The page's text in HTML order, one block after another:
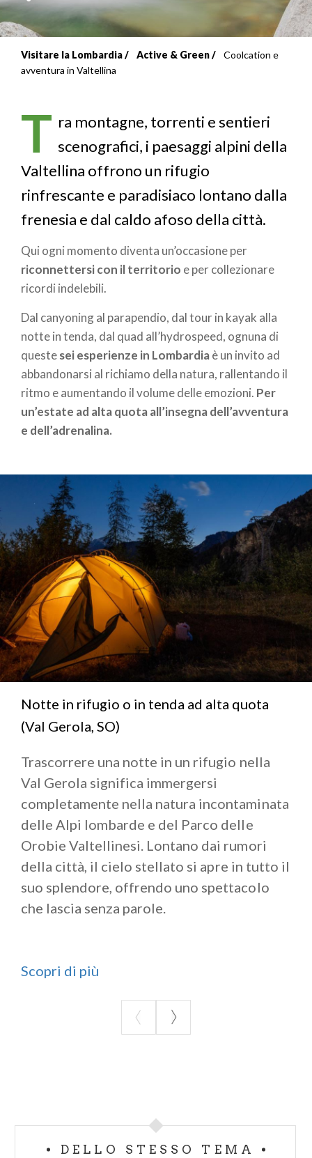
Briciole
pane
Visitare la Lombardia Active & Green
Coolcation e
avventura in Valtellina
T ra montagne, torrenti e sentieri
scenografici, i paesaggi alpini della
Valtellina offrono un rifugio
rinfrescante e paradisiaco lontano dalla
frenesia e dal caldo afoso della città.
Qui ogni momento diventa un’occasione per
riconnettersi con il territorio e per collezionare
ricordi indelebili.
Dal canyoning al parapendio, dal tour in kayak alla
notte in tenda, dal quad all’hydrospeed, ognuna di
questesei esperienze in Lombardiaè un invito ad
abbandonarsi al richiamo della natura, rallentando il
ritmo e aumentando il volume delle emozioni. Per
un’estate ad alta quota all’insegna dell’avventura
e dell’adrenalina.
Notte in rifugio o in tenda ad alta quota
(Val Gerola, SO)
Trascorrere una notte in un rifugio nella
Val Gerola significa immergersi
completamente nella natura incontaminata
delle Alpi lombarde e del Parco delle
Orobie Valtellinesi. Lontano dai rumori
della città, il cielo stellato si apre in tutto il
suo splendore, offrendo uno spettacolo
che lascia senza parole.
Scopri di più
DELLO STESSO TEMA